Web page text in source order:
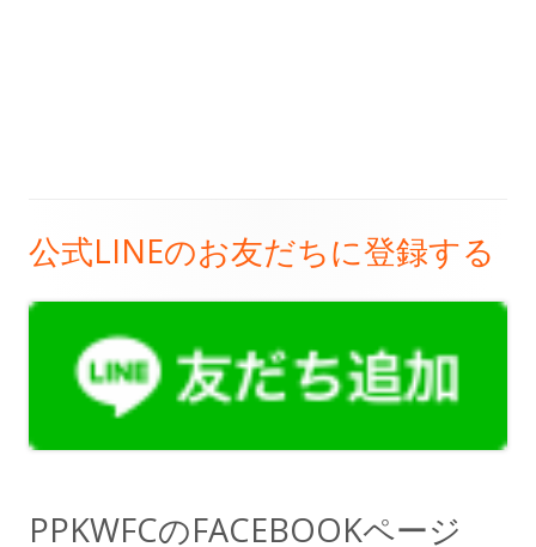
メ
イ
イ
ド
公式LINEのお友だちに登録する
PPKWFCのFACEBOOKページ